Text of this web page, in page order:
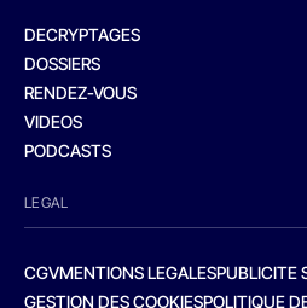
DECRYPTAGES
DOSSIERS
RENDEZ-VOUS
VIDEOS
PODCASTS
LEGAL
CGVMENTIONS LEGALESPUBLICITE
GESTION DES COOKIESPOLITIQUE